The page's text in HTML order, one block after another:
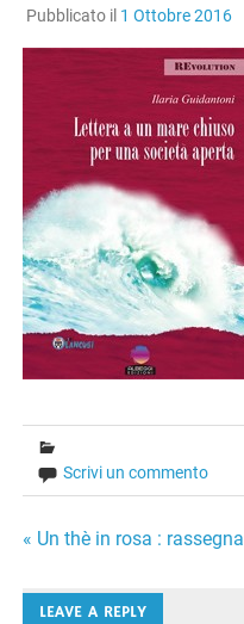
Pubblicato il 1 Ottobre 2016
Scrivi un commento
Navigazione
articoli
« Un thè in rosa :
LEAVE A REPLY